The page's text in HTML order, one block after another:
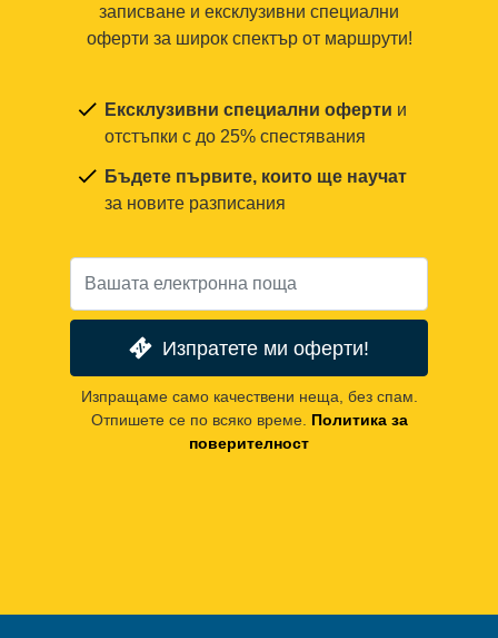
записване и ексклузивни специални
оферти за широк спектър от маршрути!
Ексклузивни специални оферти и
отстъпки с до 25% спестявания
Бъдете първите, които ще научат
за новите разписания
Изпратете ми оферти!
Изпращаме само качествени неща, без спам.
Отпишете се по всяко време. Политика за
поверителност